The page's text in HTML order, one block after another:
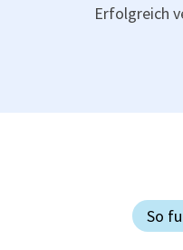
Erfolgreich
So